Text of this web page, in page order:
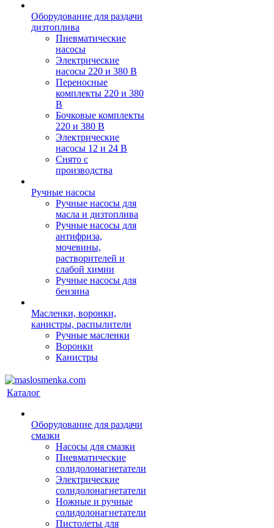
Оборудование для раздачи
дизтоплива
Пневматические
насосы
Электрические
насосы 220 и 380 В
Переносные
комплекты 220 и 380
В
Бочковые комплекты
220 и 380 В
Электрические
насосы 12 и 24 В
Снято с
производства
Ручные насосы
Ручные насосы для
масла и дизтоплива
Ручные насосы для
антифриза,
мочевины,
растворителей и
слабой химии
Ручные насосы для
бензина
Масленки, воронки,
канистры, распылители
Ручные масленки
Воронки
Канистры
Каталог
Оборудование для раздачи
смазки
Насосы для смазки
Пневматические
солидолонагнетатели
Электрические
солидолонагнетатели
Ножные и ручные
солидолонагнетатели
Пистолеты для